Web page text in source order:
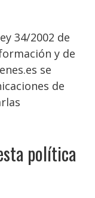
34/2002 de
y de
se
de
política